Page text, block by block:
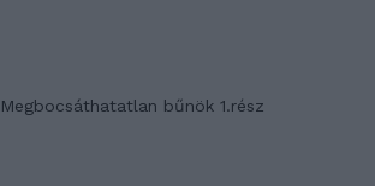
Megbocsáthatatlan bűnök 1.rész